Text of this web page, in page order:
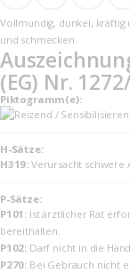
Vollmundig, dunkel, kräftig
und schmecken.
(EG) Nr.
Piktogramm(e):
H-Sätze:
H319: Verursacht schwere
P-Sätze:
P101: Ist ärztlicher Rat
bereithalten.
P102: Darf nicht in die
P270: Bei Gebrauch nicht